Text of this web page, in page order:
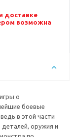
доставке
возможна
о
боевые
в этой части
оружия и